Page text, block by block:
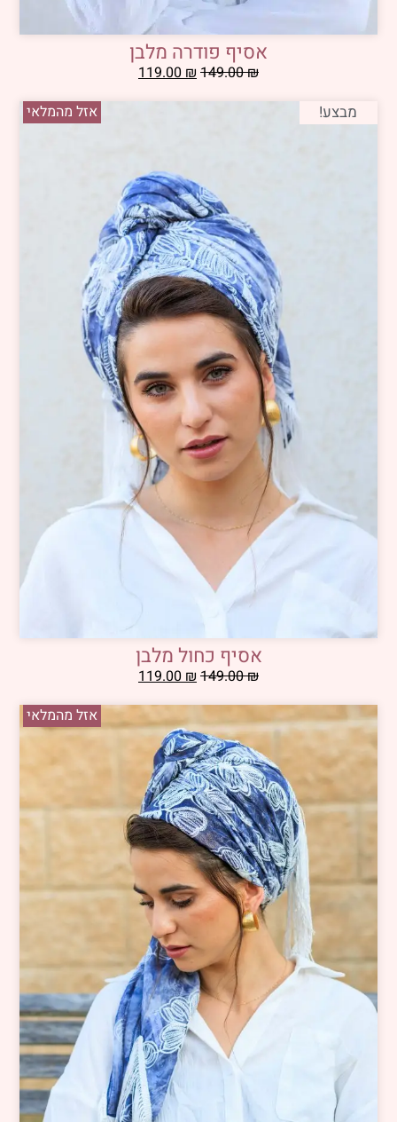
אסיף פודרה מלבן
149.00₪
119.00₪
אזל מהמלאי
מבצע!
אסיף כחול מלבן
149.00₪
119.00₪
אזל מהמלאי